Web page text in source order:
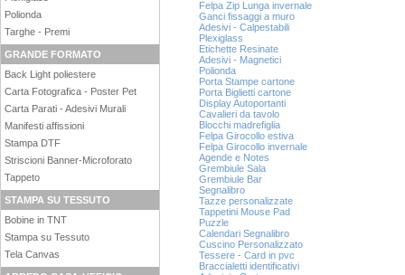
Polionda
Targhe - Premi
GRANDE FORMATO
Back Light poliestere
Carta Fotografica - Poster Pet
Carta Parati - Adesivi Murali
Manifesti affissioni
Stampa DTF
Striscioni Banner-Microforato
Tappeto
STAMPA SU TESSUTO
Bobine in TNT
Stampa su Tessuto
Tela Canvas
Felpa Zip Lunga invernale
Ganci fissaggi a muro
Adesivi - Calpestabili
Plexiglass
Etichette Resinate
Adesivi - Magnetici
Polionda
Porta Stampe cartone
Porta Biglietti cartone
Display Autoportanti
Cavalieri da tavolo
Blocchi madrefiglia
Felpa Girocollo estiva
Felpa Girocollo invernale
Agende e Notes
Grembiule Sala
Grembiule Bar
Segnalibro
Tazze personalizzate
Tappetini Mouse Pad
Puzzle
Calendari Segnalibro
Cuscino Personalizzato
Tessere - Card in pvc
Braccialetti identificativi